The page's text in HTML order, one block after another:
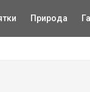
Природа